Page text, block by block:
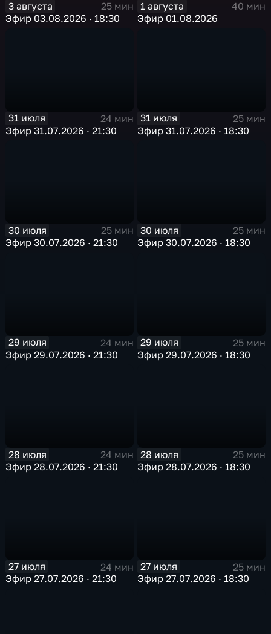
3 августа
25 мин
Эфир 03.08.2026 · 18:30
1 августа
40 мин
Эфир 01.08.2026
31 июля
24 мин
Эфир 31.07.2026 · 21:30
31 июля
25 мин
Эфир 31.07.2026 · 18:30
30 июля
25 мин
Эфир 30.07.2026 · 21:30
30 июля
25 мин
Эфир 30.07.2026 · 18:30
29 июля
24 мин
Эфир 29.07.2026 · 21:30
29 июля
25 мин
Эфир 29.07.2026 · 18:30
28 июля
24 мин
Эфир 28.07.2026 · 21:30
28 июля
25 мин
Эфир 28.07.2026 · 18:30
27 июля
24 мин
Эфир 27.07.2026 · 21:30
27 июля
25 мин
Эфир 27.07.2026 · 18:30